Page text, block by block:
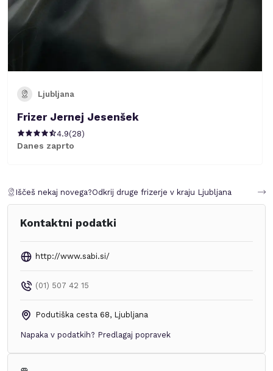
Ljubljana
Frizer Jernej Jesenšek
4.9(28)
Danes zaprto
Iščeš nekaj novega?Odkrij druge frizerje v kraju Ljubljana
Kontaktni podatki
http://www.sabi.si/
(01) 507 42 15
Podutiška cesta 68, Ljubljana
Napaka v podatkih? Predlagaj popravek